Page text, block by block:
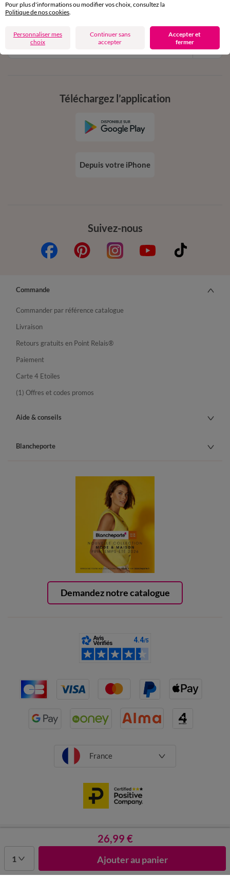
26,99 €
1 Ajouter au panier
dès 20€ d’achat
conditions dans votre email de confirmation
Suivez-nous
Téléchargez l’application
Depuis votre iPhone
Demandez notre catalogue
Commande
Commander par référence catalogue
Livraison
Retours gratuits en Point Relais®
Paiement
Carte 4 Etoiles
(1) Offres et codes promos
Aide & conseils
Blancheporte
France
Données personnelles
Pour plus d'informations ou modifier vos choix, consultez la
Politique de nos cookies.
Personnaliser mes
choix
Continuer sans
accepter
Accepter et
fermer